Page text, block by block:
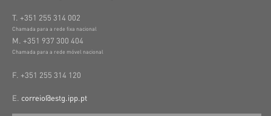
T. +351 255 314 002
Chamada para a rede fixa nacional
M. +351 937 300 404
Chamada para a rede móvel nacional
F. +351 255 314 120
E. correio@estg.ipp.pt